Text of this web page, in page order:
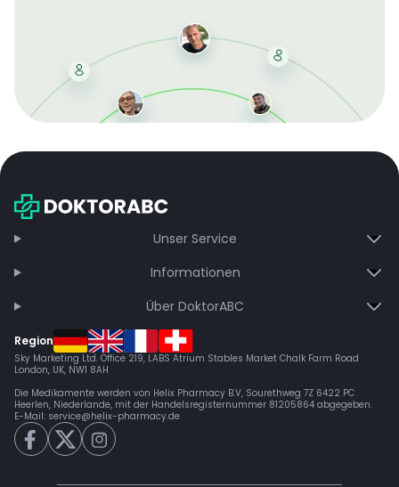
bei jeder Bestellung, erhalten schnelle Lieferung und
Unser Service
Informationen
Über DoktorABC
Region
Sky Marketing Ltd. Office 219, LABS Atrium Stables Market Chalk Farm Road
London, UK, NW1 8AH
Die Medikamente werden von Helix Pharmacy B.V, Sourethweg 7Z 6422 PC
Heerlen, Niederlande, mit der Handelsregisternummer 81205864 abgegeben.
E-Mail: service@helix-pharmacy.de